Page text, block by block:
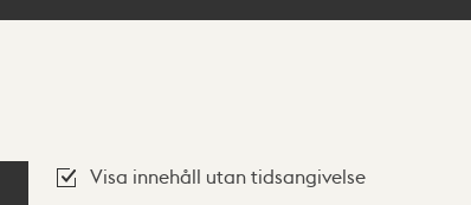
Visa innehåll utan tidsangivelse